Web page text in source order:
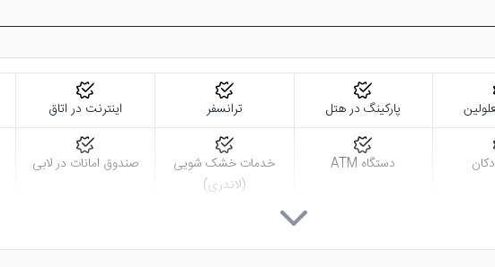
پارکینگ در هتل ترانسفر اینترنت در اتاق
دستگاه ATM
خدمات خشک شویی
(لاندری)
صندوق امانات در لابی